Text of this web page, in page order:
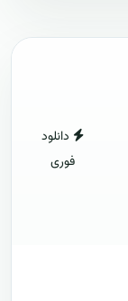
دانلود
فوری